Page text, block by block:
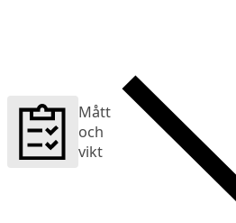
Mått
och
vikt